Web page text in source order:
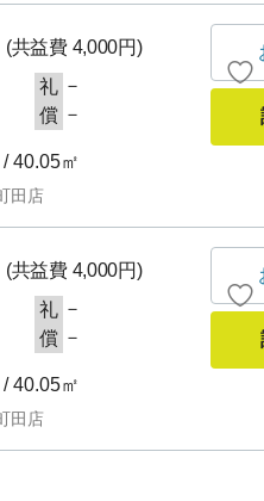
(共益費 4,000円)
礼 －
償 －
40.05㎡
田店
(共益費 4,000円)
礼 －
償 －
40.05㎡
田店